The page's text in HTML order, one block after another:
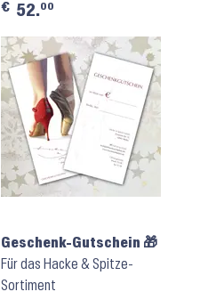
€ 52.00
Geschenk-Gutschein 🎁
Für das Hacke & Spitze-
Sortiment